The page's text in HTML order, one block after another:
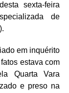
sexta-feira
de
em inquérito
estava com
Quarta Vara
e preso na